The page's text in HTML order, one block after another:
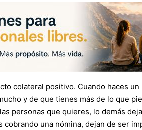
colateral positivo. Cuando haces
y de que tienes más de lo que
personas que quieres, lo demás
cobrando una nómina, dejan de ser